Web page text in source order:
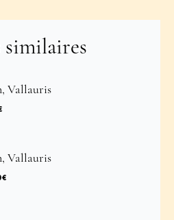
similaires
Vallauris
Vallauris
€